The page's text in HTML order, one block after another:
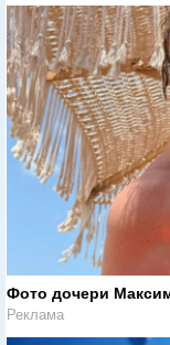
Фото дочери
Реклама